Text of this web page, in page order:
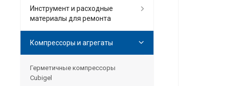
Инструмент и расходные
материалы для ремонта
Компрессоры и агрегаты
Герметичные компрессоры
Cubigel